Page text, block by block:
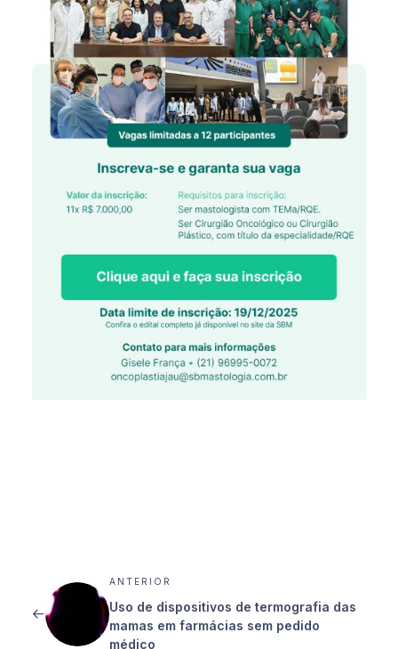
ANTERIOR
Uso de dispositivos de termografia das
mamas em farmácias sem pedido
médico